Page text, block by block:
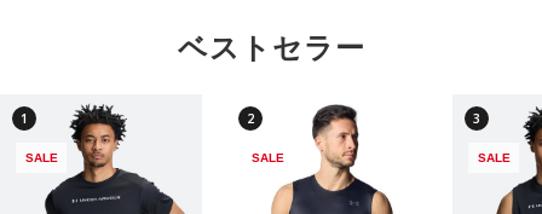
ベストセラー
1
SALE
2
SALE
3
SALE